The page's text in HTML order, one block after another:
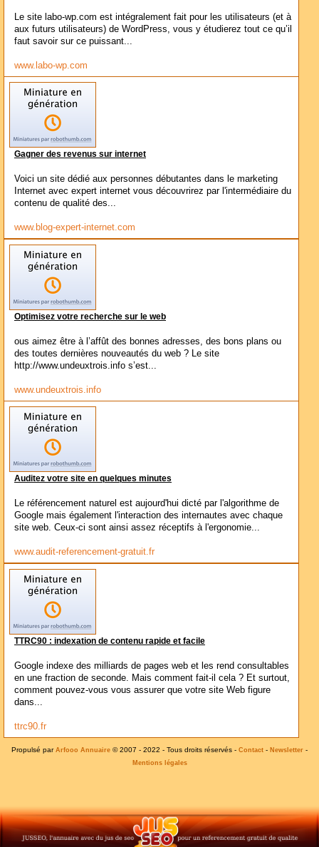
Le site labo-wp.com est intégralement fait pour les utilisateurs (et à
aux futurs utilisateurs) de WordPress, vous y étudierez tout ce qu’il
faut savoir sur ce puissant...
www.labo-wp.com
Gagner des revenus sur internet
Voici un site dédié aux personnes débutantes dans le marketing
Internet avec expert internet vous découvrirez par l'intermédiaire du
contenu de qualité des...
www.blog-expert-internet.com
Optimisez votre recherche sur le web
ous aimez être à l’affût des bonnes adresses, des bons plans ou
des toutes dernières nouveautés du web ? Le site
http://www.undeuxtrois.info s’est...
www.undeuxtrois.info
Auditez votre site en quelques minutes
Le référencement naturel est aujourd'hui dicté par l'algorithme de
Google mais également l'interaction des internautes avec chaque
site web. Ceux-ci sont ainsi assez réceptifs à l'ergonomie...
www.audit-referencement-gratuit.fr
TTRC90 : indexation de contenu rapide et facile
Google indexe des milliards de pages web et les rend consultables
en une fraction de seconde. Mais comment fait-il cela ? Et surtout,
comment pouvez-vous vous assurer que votre site Web figure
dans...
ttrc90.fr
Propulsé par Arfooo Annuaire © 2007 - 2022 - Tous droits réservés - Contact - Newsletter -
Mentions légales